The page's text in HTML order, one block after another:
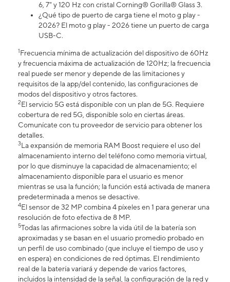
6, 7" y 120 Hz con cristal Corning® Gorilla® Glass 3.
¿Qué tipo de puerto de carga tiene el moto g play -
2026? El moto g play - 2026 tiene un puerto de carga
USB-C.
1Frecuencia mínima de actualización del dispositivo de 60Hz
y frecuencia máxima de actualización de 120Hz; la frecuencia
real puede ser menor y depende de las limitaciones y
requisitos de la app/del contenido, las configuraciones de
modos del dispositivo y otros factores.
2El servicio 5G está disponible con un plan de 5G. Requiere
cobertura de red 5G, disponible solo en ciertas áreas.
Comunícate con tu proveedor de servicio para obtener los
detalles.
3La expansión de memoria RAM Boost requiere el uso del
almacenamiento interno del teléfono como memoria virtual,
por lo que disminuye la capacidad de almacenamiento; el
almacenamiento disponible para el usuario es menor
mientras se usa la función; la función está activada de manera
predeterminada a menos se desactive.
4El sensor de 32 MP combina 4 píxeles en 1 para generar una
resolución de foto efectiva de 8 MP.
5Todas las afirmaciones sobre la vida útil de la batería son
aproximadas y se basan en el usuario promedio probado en
un perfil de uso combinado (que incluye el tiempo de uso y
en espera) en condiciones de red óptimas. El rendimiento
real de la batería variará y depende de varios factores,
incluidos la intensidad de la señal, la configuración de la red y